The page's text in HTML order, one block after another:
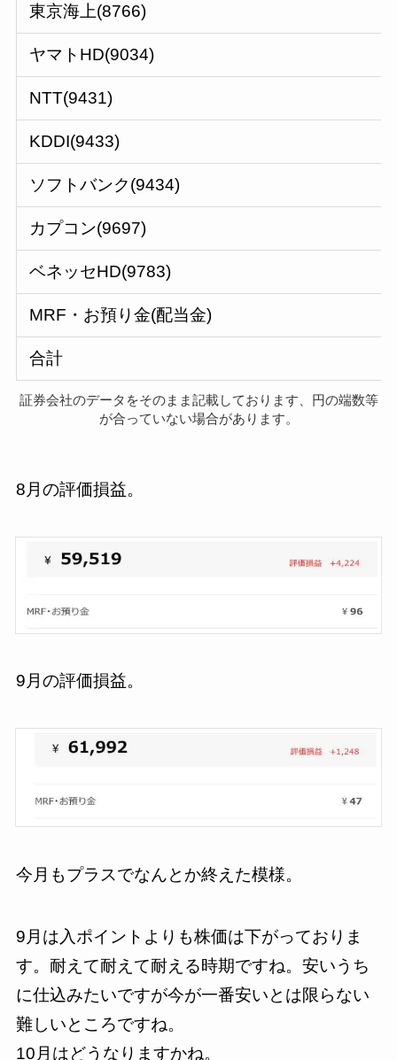
東京海上(8766)
ヤマトHD(9034)
NTT(9431)
KDDI(9433)
ソフトバンク(9434)
カプコン(9697)
ベネッセHD(9783)
MRF・お預り金(配当金)
合計
証券会社のデータをそのまま記載しております、円の端数等
が合っていない場合があります。
8月の評価損益。
9月の評価損益。
今月もプラスでなんとか終えた模様。
9月は入ポイントよりも株価は下がっておりま
す。耐えて耐えて耐える時期ですね。安いうち
に仕込みたいですが今が一番安いとは限らない
難しいところですね。
10月はどうなりますかね。